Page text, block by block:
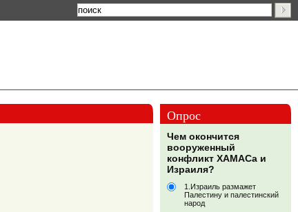
Опрос
Чем окончится
вооруженный
конфликт ХАМАСа и
Израиля?
1.Израиль размажет
Палестину и палестинский
народ